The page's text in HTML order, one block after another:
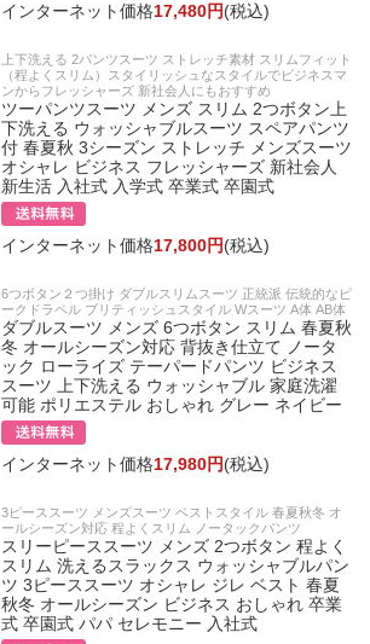
インターネット価格17,480円(税込)
上下洗える 2パンツスーツ ストレッチ素材 スリムフィット
（程よくスリム）スタイリッシュなスタイルでビジネスマ
ンからフレッシャーズ 新社会人にもおすすめ
ツーパンツスーツ メンズ スリム 2つボタン上
下洗える ウォッシャブルスーツ スペアパンツ
付 春夏秋 3シーズン ストレッチ メンズスーツ
オシャレ ビジネス フレッシャーズ 新社会人
新生活 入社式 入学式 卒業式 卒園式
インターネット価格17,800円(税込)
6つボタン２つ掛け ダブルスリムスーツ 正統派 伝統的なピ
ークドラペル ブリティッシュスタイル Wスーツ A体 AB体
ダブルスーツ メンズ 6つボタン スリム 春夏秋
冬 オールシーズン対応 背抜き仕立て ノータ
ック ローライズ テーパードパンツ ビジネス
スーツ 上下洗える ウォッシャブル 家庭洗濯
可能 ポリエステル おしゃれ グレー ネイビー
インターネット価格17,980円(税込)
3ピーススーツ メンズスーツ ベストスタイル 春夏秋冬 オ
ールシーズン対応 程よくスリム ノータックパンツ
スリーピーススーツ メンズ 2つボタン 程よく
スリム 洗えるスラックス ウォッシャブルパン
ツ 3ピーススーツ オシャレ ジレ ベスト 春夏
秋冬 オールシーズン ビジネス おしゃれ 卒業
式 卒園式 パパ セレモニー 入社式